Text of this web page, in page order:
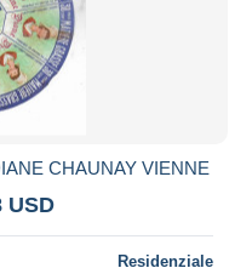
CHAUNAY VIENNE
USD
Residenziale